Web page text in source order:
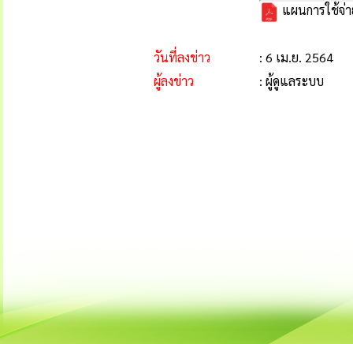
แผนการใช้จ่
วันที่ลงข่าว
: 6 เม.ย. 2564
ผู้ลงข่าว
: ผู้ดูแลระบบ